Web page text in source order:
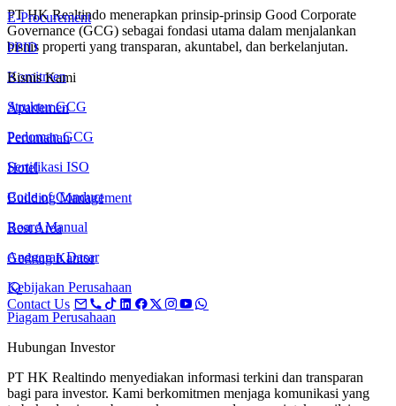
PT HK Realtindo menerapkan prinsip-prinsip Good Corporate
Governance (GCG) sebagai fondasi utama dalam menjalankan
bisnis properti yang transparan, akuntabel, dan berkelanjutan.
Komitmen
Struktur GCG
Pedoman GCG
Sertifikasi ISO
Code of Conduct
Board Manual
Anggaran Dasar
Kebijakan Perusahaan
Piagam Perusahaan
Hubungan Investor
PT HK Realtindo menyediakan informasi terkini dan transparan
bagi para investor. Kami berkomitmen menjaga komunikasi yang
E-Procurement
PPID
Bisnis Kami
Apartemen
Perumahan
Hotel
Building Management
Rest Area
Gedung Kantor
Contact Us